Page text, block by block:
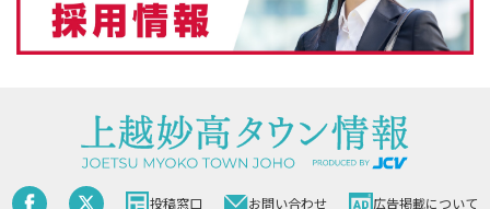
投稿窓口 お問い合わせ 広告掲載について